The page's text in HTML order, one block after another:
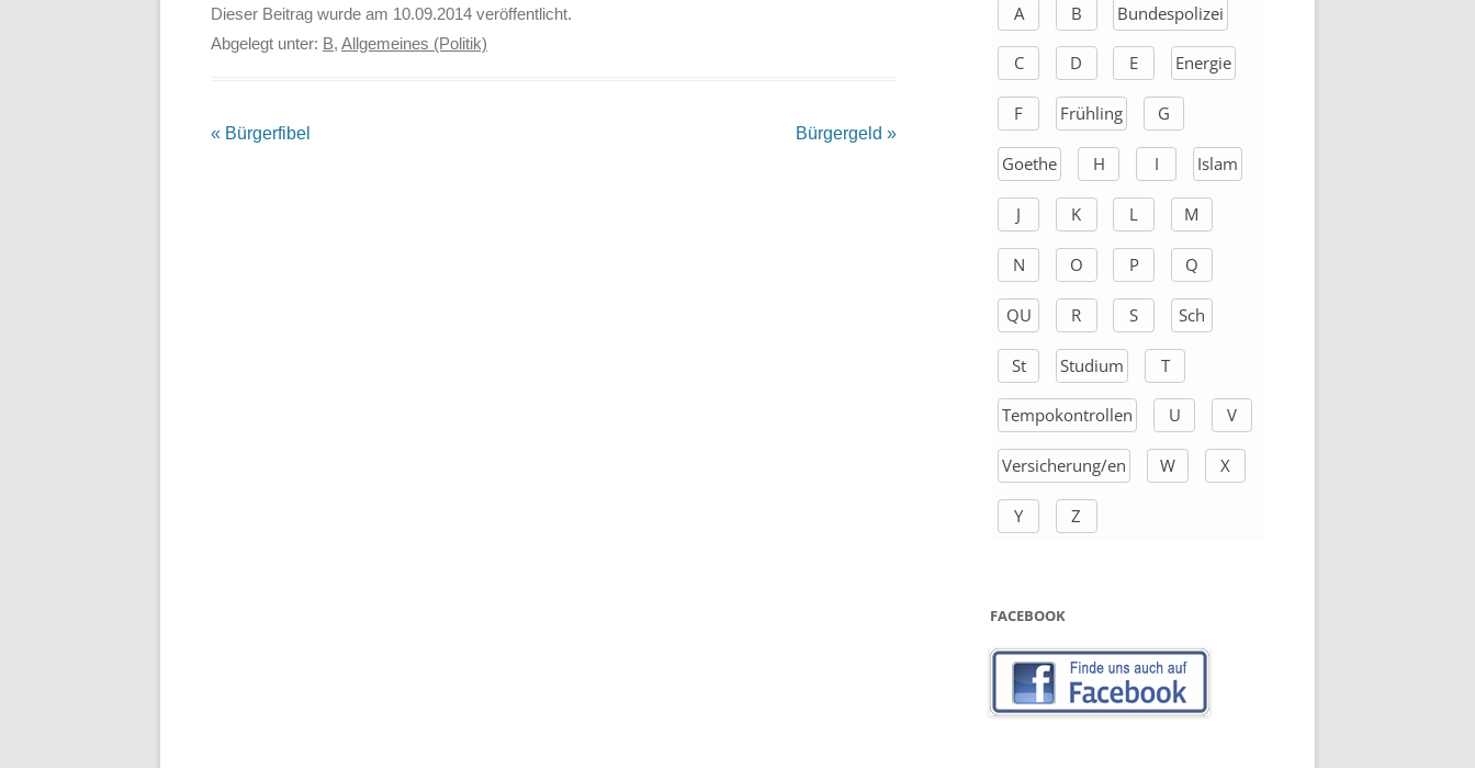
Dieser Beitrag wurde am 10.09.2014 veröffentlicht.
Abgelegt unter: B, Allgemeines (Politik)
Beitrags-
« Bürgerfibel Bürgergeld »
h
A B Bundespolizei
C D E Energie
F Frühling G
Goethe H I Islam
J K L M
N O P Q
QU R S Sch
St Studium T
Tempokontrollen U V
Versicherung/en W X
Y Z
FACEBOOK